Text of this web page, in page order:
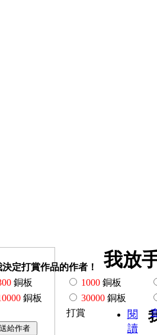
定打賞作品的作者！
銅板 1000 銅板
銅板 30000 銅板
打賞
我放
閱
讀